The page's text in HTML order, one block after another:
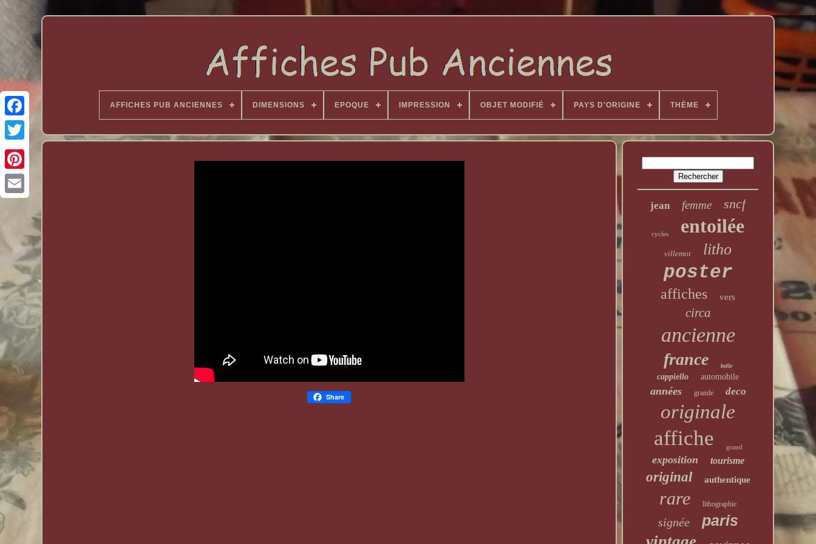
AFFICHES PUB ANCIENNES DIMENSIONS EPOQUE IMPRESSION OBJET MODIFIÉ PAYS D'ORIGINE THÈME
Share
jean femme sncf
cycles entoilée
villemot litho
poster
affiches vers
circa
ancienne
france belle
cappiello automobile
années grande deco
originale
affiche grand
exposition tourisme
original authentique
rare lithographie
signée paris